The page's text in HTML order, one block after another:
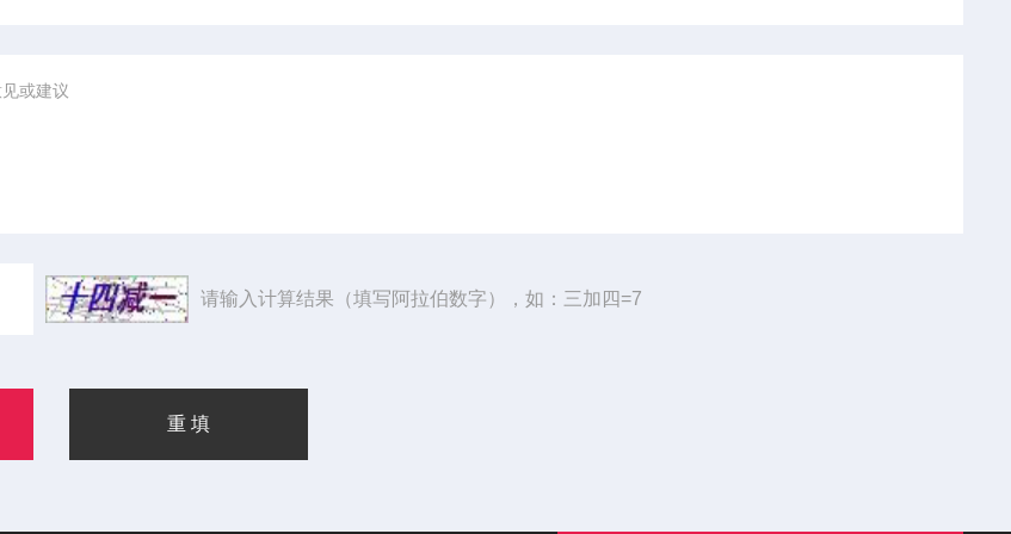
请输入计算结果（填写阿拉伯数字），如：三加四=7